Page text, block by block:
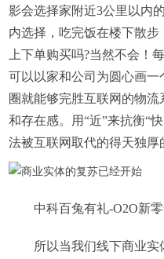
影会选择家附近3公里以内
内选择，吃完饭在楼下散
上下单购买吗?当然不会！
可以以家和公司为圆心画
圈就能够完胜互联网的物
和存在感。用“近”来抗衡“
法被互联网取代的得天独厚
中科百兔有礼-O2O新
所以当我们线下商业实